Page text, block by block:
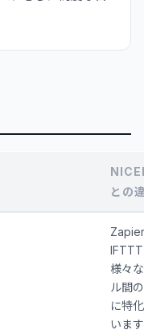
との
様々
ル間
に特
いま